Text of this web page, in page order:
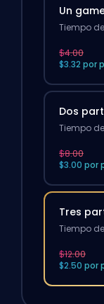
Un
Tiempo
$4.00
$3.32 por
Dos
Tiempo
$8.00
$3.00 por
Tres
Tiempo
$12.00
$2.50 por